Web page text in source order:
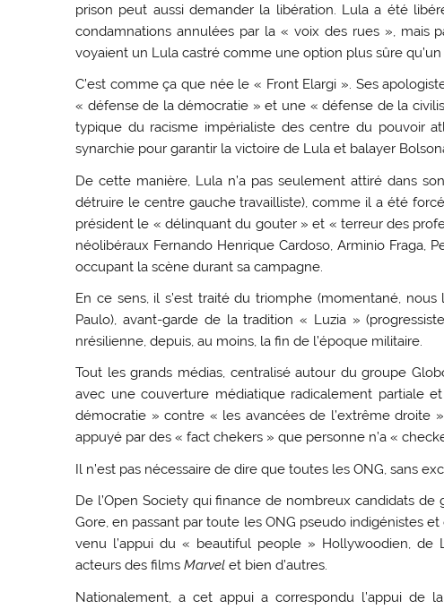
prison peut aussi demander la libération. Lula a été
condamnations annulées par la « voix des rues », mais
voyaient un Lula castré comme une option plus sûre
C’est comme ça que née le « Front Elargi ». Ses
« défense de la démocratie » et une « défense de la
typique du racisme impérialiste des centre du pouvoir
synarchie pour garantir la victoire de Lula et balayer
De cette manière, Lula n’a pas seulement attiré dans
détruire le centre gauche travailliste), comme il a été
président le « délinquant du gouter » et « terreur des
néolibéraux Fernando Henrique Cardoso, Arminio Fraga,
occupant la scène durant sa campagne.
En ce sens, il s’est traité du triomphe (momentané,
Paulo), avant-garde de la tradition « Luzia »
nrésilienne, depuis, au moins, la fin de l’époque militaire.
Tout les grands médias, centralisé autour du groupe
avec une couverture médiatique radicalement partiale
démocratie » contre « les avancées de l’extrême droite
appuyé par des « fact chekers » que personne n’a «
Il n’est pas nécessaire de dire que toutes les ONG, sans
De l’Open Society qui finance de nombreux candidats
Gore, en passant par toute les ONG pseudo indigénistes
venu l’appui du « beautiful people » Hollywoodien, de
acteurs des filmsMarvel et bien d’autres.
Nationalement, a cet appui a correspondu l’appui de